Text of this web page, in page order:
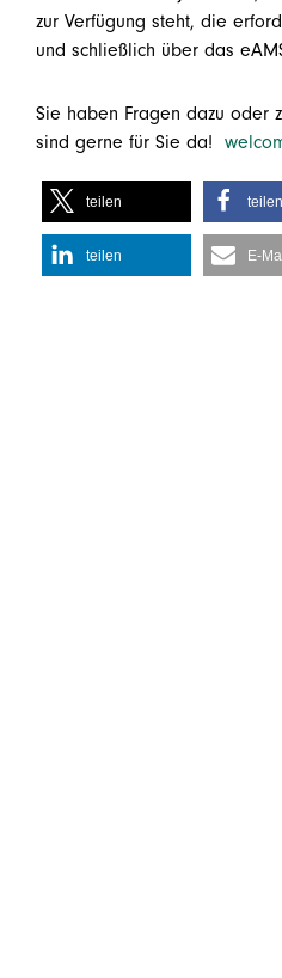
zur Verfügung steht, die
und schließlich über das
Sie haben Fragen dazu oder
sind gerne für Sie da!
teilen teilen
teilen E-